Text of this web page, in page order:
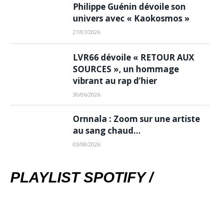
Philippe Guénin dévoile son
univers avec « Kaokosmos »
27/07/2026
LVR66 dévoile « RETOUR AUX
SOURCES », un hommage
vibrant au rap d’hier
30/06/2026
Ornnala : Zoom sur une artiste
au sang chaud…
03/08/2026
PLAYLIST SPOTIFY /